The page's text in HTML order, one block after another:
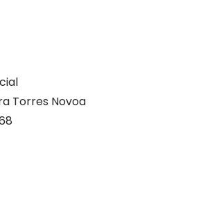
Torres Novoa